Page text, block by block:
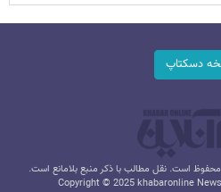
دسکتاپ
است. نقل مطالب با ذکر منبع بلامانع است.
Copyright © 2025 khabaronline